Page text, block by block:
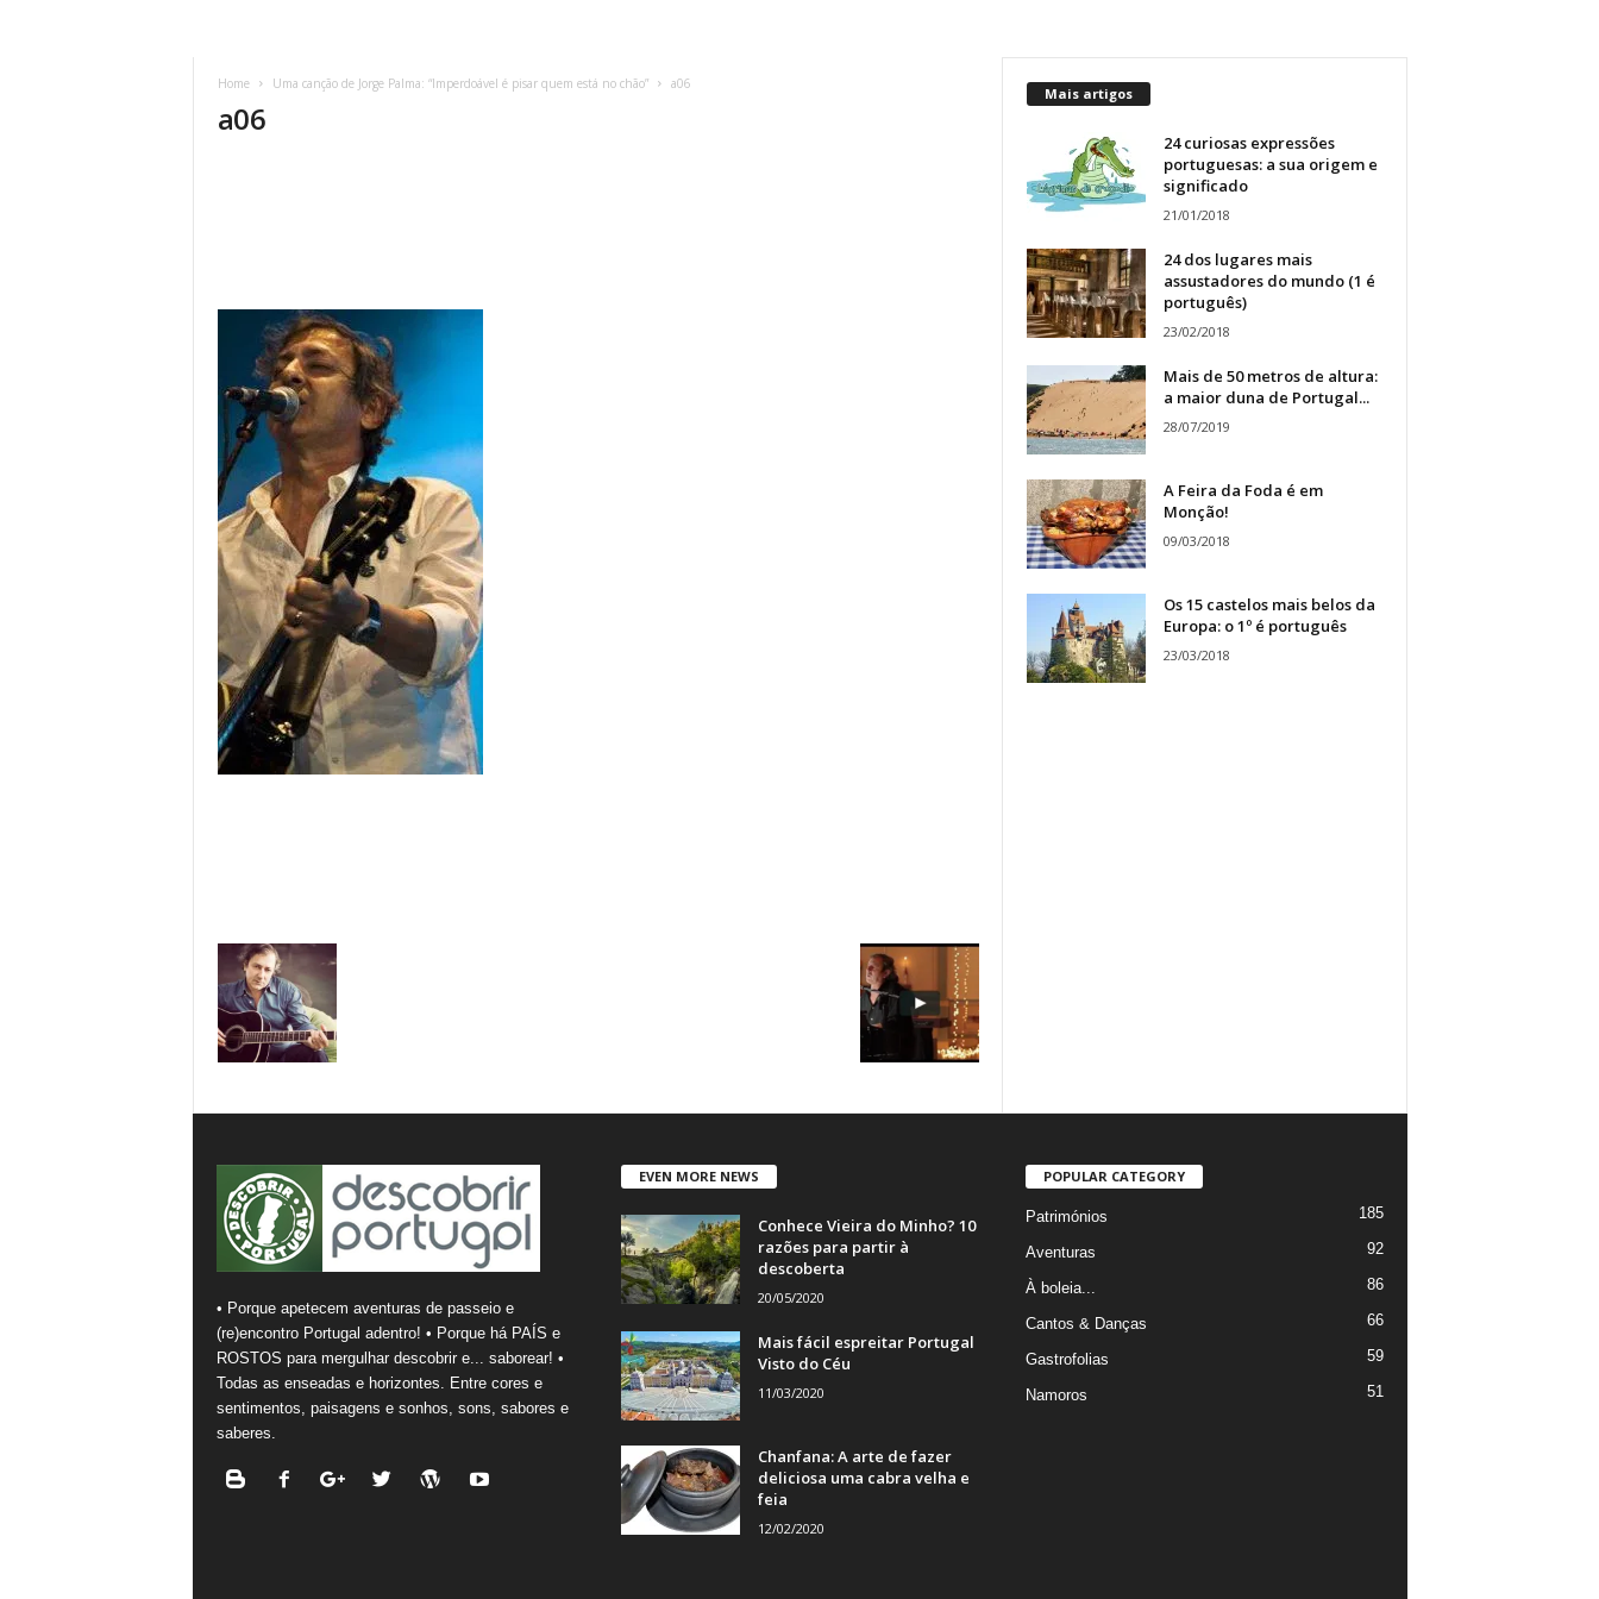
Home Uma canção de Jorge Palma: “Imperdoável é pisar quem está no chão” a06
a06
Mais artigos
24 curiosas expressões
portuguesas: a sua origem e
significado
21/01/2018
24 dos lugares mais
assustadores do mundo (1 é
português)
23/02/2018
Mais de 50 metros de altura:
a maior duna de Portugal...
28/07/2019
A Feira da Foda é em
Monção!
09/03/2018
Os 15 castelos mais belos da
Europa: o 1º é português
23/03/2018
• Porque apetecem aventuras de passeio e
(re)encontro Portugal adentro! • Porque há PAÍS e
ROSTOS para mergulhar descobrir e... saborear! •
Todas as enseadas e horizontes. Entre cores e
sentimentos, paisagens e sonhos, sons, sabores e
saberes.
EVEN MORE NEWS
Conhece Vieira do Minho? 10
razões para partir à
descoberta
20/05/2020
Mais fácil espreitar Portugal
Visto do Céu
11/03/2020
Chanfana: A arte de fazer
deliciosa uma cabra velha e
feia
12/02/2020
POPULAR CATEGORY
Patrimónios 185
Aventuras 92
À boleia... 86
Cantos & Danças 66
Gastrofolias 59
Namoros 51